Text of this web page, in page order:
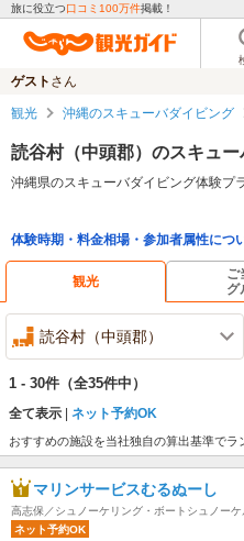
旅に役立つ口コミ100万件掲載！
ゲスト さん
観光 沖縄のスキューバダイビング
読谷村（中頭郡）のスキュ
沖縄県のスキューバダイビングの特
1.沖縄本島
アクセス抜群で西海岸沿いにスポット
2.久米島
白い砂地や大物生物が魅力。
3.宮古島エリア
ケーブやアーチなどの地形が有名。
4.八重山エリア
5.与那国島
日本最西端にあり海底遺跡が代表的。
体験時期・料金相場・参加者属性につ
観光
ご
グ
読谷村（中頭郡）
1 - 30件 （全35件中）
全て表示 ネット予約OK
おすすめの施設を当社独自の算出基準でラ
マリンサービスむるぬーし
高志保／シュノーケリング・ボートシュノーケ
ネット予約OK